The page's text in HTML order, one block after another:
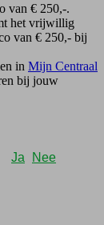
van € 250,-.
het vrijwillig
van € 250,- bij
in Mijn Centraal
bij jouw